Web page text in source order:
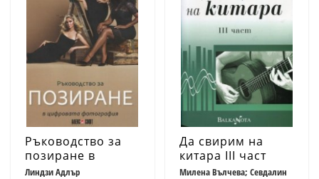
Ръководство за
позиране в
цифровата
Линдзи Адлър
Да свирим на
китара III част
Милена Вълчева; Севдалин